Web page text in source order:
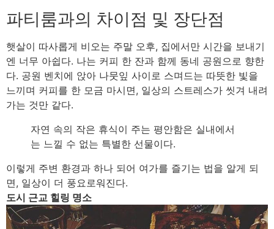
파티룸과의 차이점 및 장단점
햇살이 따사롭게 비오는 주말 오후, 집에서만 시간을 보내기
엔 너무 아쉽다. 나는 커피 한 잔과 함께 동네 공원으로 향한
다. 공원 벤치에 앉아 나뭇잎 사이로 스며드는 따뜻한 빛을
느끼며 커피를 한 모금 마시면, 일상의 스트레스가 씻겨 내려
가는 것만 같다.
자연 속의 작은 휴식이 주는 평안함은 실내에서
는 느낄 수 없는 특별한 선물이다.
이렇게 주변 환경과 하나 되어 여가를 즐기는 법을 알게 되
면, 일상이 더 풍요로워진다.
도시 근교 힐링 명소